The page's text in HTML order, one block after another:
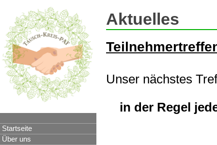
Startseite
Über uns
Aktuelles
Unser nächstes
in der Regel